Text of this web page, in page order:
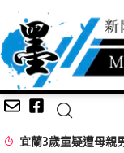
宜蘭3歲童疑遭母